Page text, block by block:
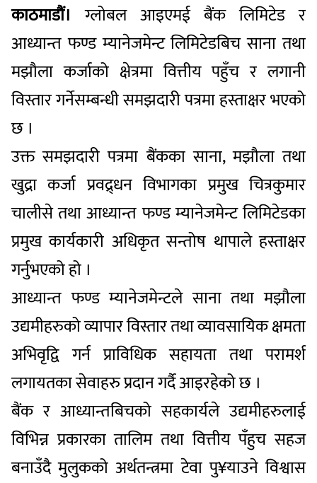
काठमाडौं। ग्लोबल आइएमई बैंक लिमिटेड र
आध्यान्त फण्ड म्यानेजमेन्ट लिमिटेडबिच साना तथा
मझौला कर्जाको क्षेत्रमा वित्तीय पहुँच र लगानी
विस्तार गर्नेसम्बन्धी समझदारी पत्रमा हस्ताक्षर भएको
छ ।
उक्त समझदारी पत्रमा बैंकका साना, मझौला तथा
खुद्रा कर्जा प्रवद्र्धन विभागका प्रमुख चित्रकुमार
चालीसे तथा आध्यान्त फण्ड म्यानेजमेन्ट लिमिटेडका
प्रमुख कार्यकारी अधिकृत सन्तोष थापाले हस्ताक्षर
गर्नुभएको हो ।
आध्यान्त फण्ड म्यानेजमेन्टले साना तथा मझौला
उद्यमीहरुको व्यापार विस्तार तथा व्यावसायिक क्षमता
अभिवृद्वि गर्न प्राविधिक सहायता तथा परामर्श
लगायतका सेवाहरु प्रदान गर्दै आइरहेको छ ।
बैंक र आध्यान्तबिचको सहकार्यले उद्यमीहरुलाई
विभिन्न प्रकारका तालिम तथा वित्तीय पँहुच सहज
बनाउँदै मुलुकको अर्थतन्त्रमा टेवा पु¥याउने विश्वास